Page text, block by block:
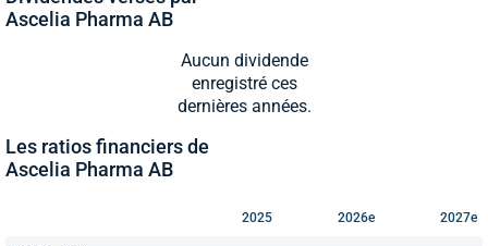
Ascelia Pharma AB
Aucun dividende
enregistré ces
dernières années.
Les ratios financiers de
Ascelia Pharma AB
2025 2026e 2027e